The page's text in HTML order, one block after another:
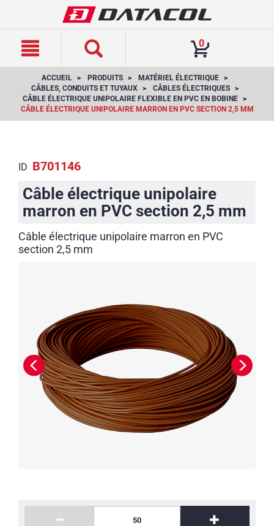
0
ACCUEIL PRODUITS
MATÉRIEL ÉLECTRIQUE
CÂBLES, CONDUITS ET TUYAUX
CÂBLES ÉLECTRIQUES
CÂBLE ÉLECTRIQUE UNIPOLAIRE FLEXIBLE EN PVC EN BOBINE
CÂBLE ÉLECTRIQUE UNIPOLAIRE MARRON EN PVC SECTION 2,5 MM
ID B701146
Câble électrique unipolaire
marron en PVC section 2,5 mm
Câble électrique unipolaire marron en PVC
section 2,5 mm